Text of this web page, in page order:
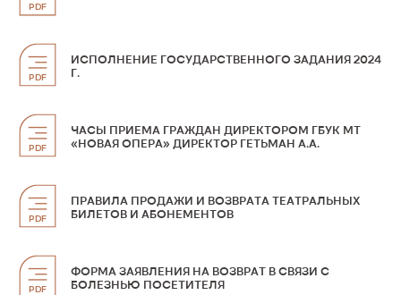
PDF
PDF
ИСПОЛНЕНИЕ ГОСУДАРСТВЕННОГО ЗАДАНИЯ 2024
Г.
PDF
ЧАСЫ ПРИЕМА ГРАЖДАН ДИРЕКТОРОМ ГБУК МТ
«НОВАЯ ОПЕРА» ДИРЕКТОР ГЕТЬМАН А.А.
PDF
ПРАВИЛА ПРОДАЖИ И ВОЗВРАТА ТЕАТРАЛЬНЫХ
БИЛЕТОВ И АБОНЕМЕНТОВ
PDF
ФОРМА ЗАЯВЛЕНИЯ НА ВОЗВРАТ В СВЯЗИ С
БОЛЕЗНЬЮ ПОСЕТИТЕЛЯ